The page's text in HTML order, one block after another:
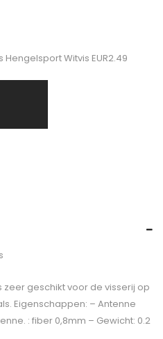
Witvis EUR2.49
zeer geschikt voor de visserij op
Eigenschappen: – Antenne
: fiber 0,8mm – Gewicht: 0.2